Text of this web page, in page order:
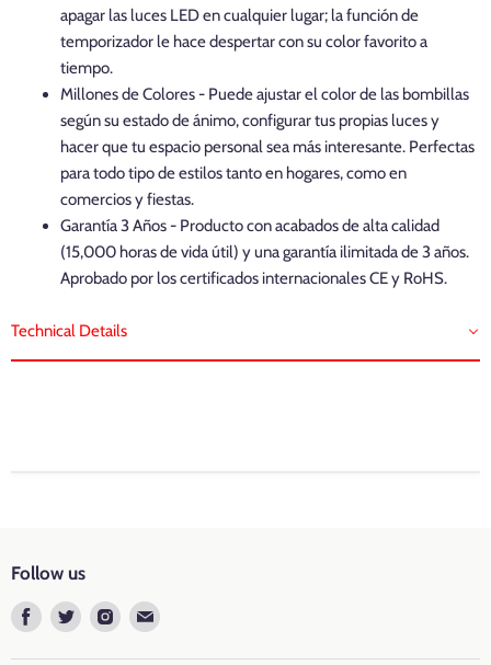
apagar las luces LED en cualquier lugar; la función de
temporizador le hace despertar con su color favorito a
tiempo.
Millones de Colores - Puede ajustar el color de las bombillas
según su estado de ánimo, configurar tus propias luces y
hacer que tu espacio personal sea más interesante. Perfectas
para todo tipo de estilos tanto en hogares, como en
comercios y fiestas.
Garantía 3 Años - Producto con acabados de alta calidad
(15,000 horas de vida útil) y una garantía ilimitada de 3 años.
Aprobado por los certificados internacionales CE y RoHS.
Technical Details
Luminous Flux
Flujo Luminoso: 120Lm/W
Wattage: 12 watt
Follow us
Find
on
Find
on
Find
on
Find
on